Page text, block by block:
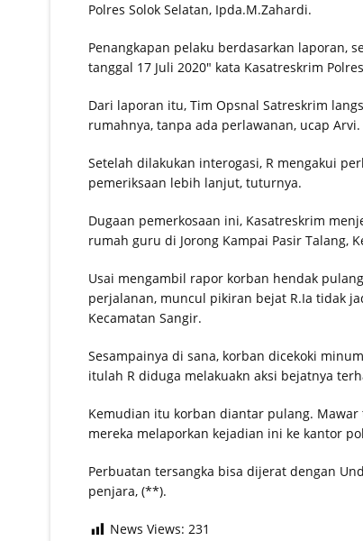
Polres Solok Selatan, Ipda.M.Zahardi.
Penangkapan pelaku berdasarkan laporan,
tanggal 17 Juli 2020″ kata Kasatreskrim
Dari laporan itu, Tim Opsnal Satreskrim
rumahnya, tanpa ada perlawanan, ucap Arvi.
Setelah dilakukan interogasi, R mengakui
pemeriksaan lebih lanjut, tuturnya.
Dugaan pemerkosaan ini, Kasatreskrim
rumah guru di Jorong Kampai Pasir Talang,
Usai mengambil rapor korban hendak
perjalanan, muncul pikiran bejat R.Ia tidak
Kecamatan Sangir.
Sesampainya di sana, korban dicekoki
itulah R diduga melakuakn aksi bejatnya
Kemudian itu korban diantar pulang.
mereka melaporkan kejadian ini ke kantor
Perbuatan tersangka bisa dijerat dengan
penjara, (**).
News Views: 231